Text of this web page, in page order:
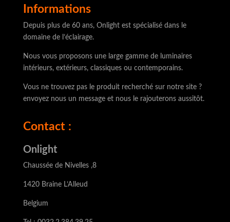
Informations
Depuis plus de 60 ans, Onlight est spécialisé dans le
domaine de l’éclairage.
Nous vous proposons une large gamme de luminaires
intérieurs, extérieurs, classiques ou contemporains.
Vous ne trouvez pas le produit recherché sur notre site ?
envoyez nous un message et nous le rajouterons aussitôt.
Contact :
Onlight
Chaussée de Nivelles ,8
1420 Braine L’Alleud
Belgium